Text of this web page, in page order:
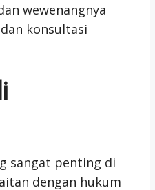
wewenangnya
konsultasi
sangat penting di
dengan hukum